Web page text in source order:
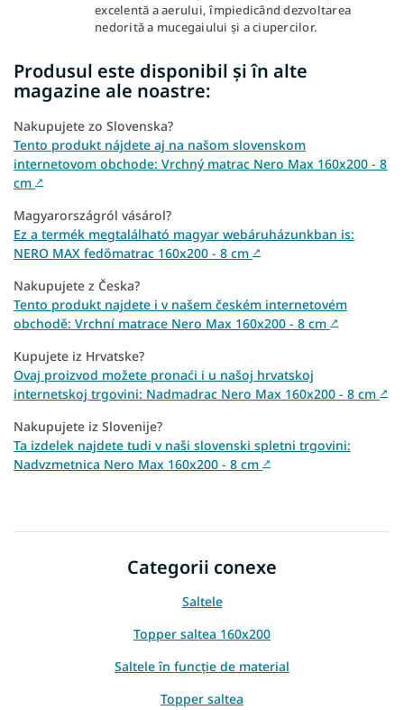
excelentă a aerului, împiedicând dezvoltarea
nedorită a mucegaiului și a ciupercilor.
Produsul este disponibil și în alte
magazine ale noastre:
Nakupujete zo Slovenska?
Tento produkt nájdete aj na našom slovenskom
internetovom obchode: Vrchný matrac Nero Max 160x200 - 8
cm ↗
Magyarországról vásárol?
Ez a termék megtalálható magyar webáruházunkban is:
NERO MAX fedőmatrac 160x200 - 8 cm ↗
Nakupujete z Česka?
Tento produkt najdete i v našem českém internetovém
obchodě: Vrchní matrace Nero Max 160x200 - 8 cm ↗
Kupujete iz Hrvatske?
Ovaj proizvod možete pronaći i u našoj hrvatskoj
internetskoj trgovini: Nadmadrac Nero Max 160x200 - 8 cm ↗
Nakupujete iz Slovenije?
Ta izdelek najdete tudi v naši slovenski spletni trgovini:
Nadvzmetnica Nero Max 160x200 - 8 cm ↗
Categorii conexe
Saltele
Topper saltea 160x200
Saltele în funcție de material
Topper saltea